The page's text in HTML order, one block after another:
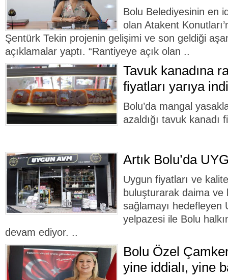
Bolu Belediyesinin en
olan Atakent
Şentürk Tekin projenin gelişimi ve son geldiği
açıklamalar yaptı. “Rantiyeye açık olan ..
Tavuk kanadına
fiyatları yarıya
Bolu’da mangal
azaldığı tavuk kanadı
Artık Bolu’da
Uygun fiyatları ve
buluşturarak daima
sağlamayı hedefleyen
yelpazesi ile Bolu
devam ediyor. ..
Bolu Özel
yine iddialı, yine